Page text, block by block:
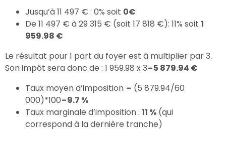
Jusqu’à 11 497 € : 0% soit 0€
De 11 497 € à 29 315 € (soit 17 818 €): 11% soit 1
959.98 €
Le résultat pour 1 part du foyer est à multiplier par 3.
Son impôt sera donc de : 1 959.98 x 3=5 879.94 €
Taux moyen d’imposition = (5 879.94/60
000)*100=9.7 %
Taux marginale d’imposition : 11 % (qui
correspond à la dernière tranche)